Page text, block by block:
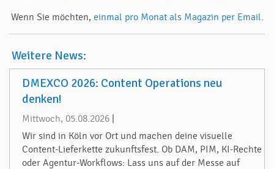
Wenn Sie möchten, einmal pro Monat als Magazin per Email.
Weitere News:
DMEXCO 2026: Content Operations neu
denken!
Mittwoch, 05.08.2026
Wir sind in Köln vor Ort und machen deine visuelle
Content-Lieferkette zukunftsfest. Ob DAM, PIM, KI-Rechte
oder Agentur-Workflows: Lass uns auf der Messe auf